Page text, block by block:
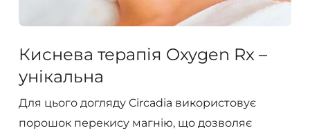
Киснева терапія Oxygen Rx –
унікальна
Для цього догляду Circadia використовує
порошок перекису магнію, що дозволяє